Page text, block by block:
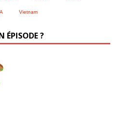
Vietnam
ÉPISODE ?